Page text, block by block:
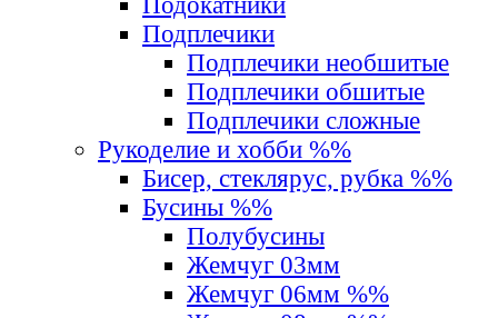
Подплечики
Подплечики необшитые
Подплечики обшитые
Подплечики сложные
Рукоделие и хобби %%
Бисер, стеклярус, рубка %%
Бусины %%
Полубусины
Жемчуг 03мм
Жемчуг 06мм %%